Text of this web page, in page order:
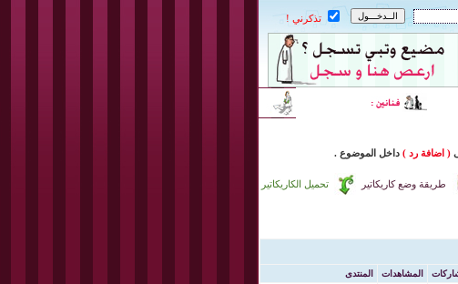
تذكرني !
( اضافة رد ) داخل الموضوع .
تحميل الكاريكاتير طريقة وضع كاريكاتير
المشاهدات المنتدى